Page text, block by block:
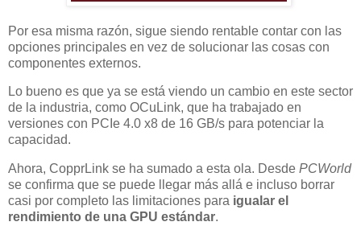
Por esa misma razón, sigue siendo rentable contar con las
opciones principales en vez de solucionar las cosas con
componentes externos.
Lo bueno es que ya se está viendo un cambio en este sector
de la industria, como OCuLink, que ha trabajado en
versiones con PCIe 4.0 x8 de 16 GB/s para potenciar la
capacidad.
Ahora, CopprLink se ha sumado a esta ola. Desde PCWorld
se confirma que se puede llegar más allá e incluso borrar
casi por completo las limitaciones para igualar el
rendimiento de una GPU estándar.